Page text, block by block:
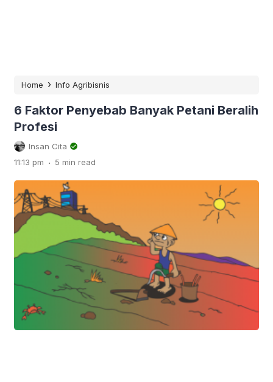
Home › Info Agribisnis
6 Faktor Penyebab Banyak Petani Beralih
Profesi
Insan Cita
11:13 pm . 5 min read